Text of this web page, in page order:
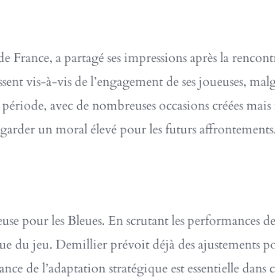
a partagé ses impressions après la
vis-à-vis de l’engagement de ses joueuses,
avec de nombreuses occasions créées
un moral élevé pour les futurs affrontements.
pour les Bleues. En scrutant les performances
du jeu. Demillier prévoit déjà des ajustements
de l’adaptation stratégique est essentielle dans